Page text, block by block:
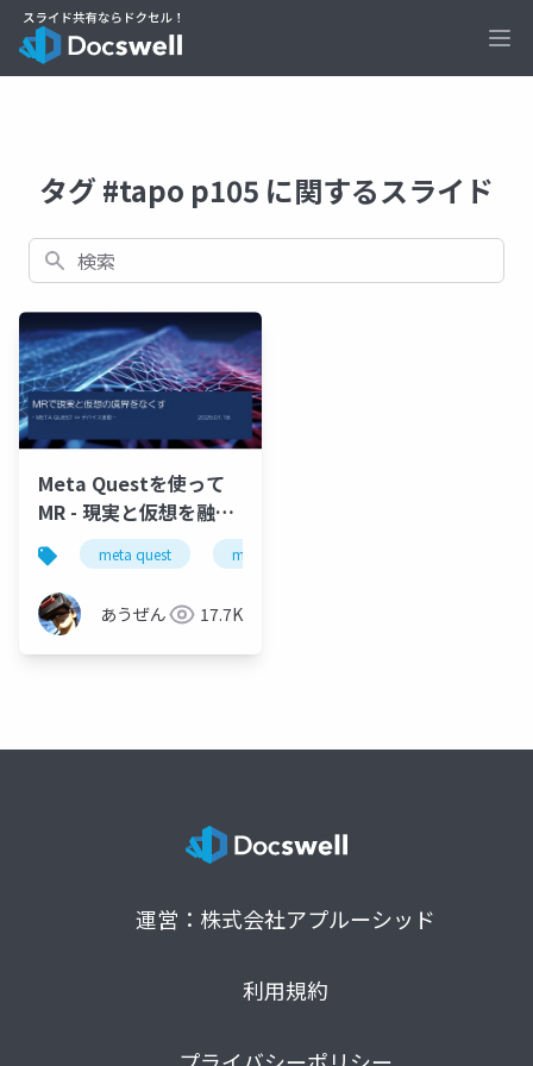
タグ #tapo p105 に関するスライド
検索
Meta Questを使って
MR - 現実と仮想を融合
する デバイス連動編 -
meta quest mr
あうぜん 17.7K
運営：株式会社アプルーシッド
利用規約